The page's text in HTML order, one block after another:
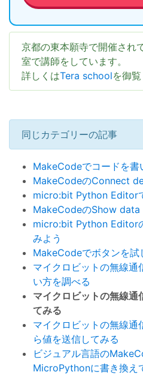
京都の東本願寺で開催され
室で講師をしています。
詳しくはTera schoolを御覧
同じカテゴリーの記事
MakeCodeでコードを書
MakeCodeのConnect
micro:bit Python Editor
MakeCodeのShow data
micro:bit Python Editor
みよう
MakeCodeでボタンを試
マイクロビットの無線通
い方を調べる
マイクロビットの無線通
てみる
マイクロビットの無線通
ら値を送信してみる
ビジュアル言語の
MicroPythonに書き換え